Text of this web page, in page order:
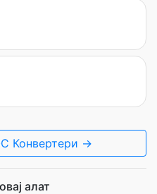
Конвертери →
алат